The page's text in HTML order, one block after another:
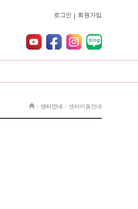
로그인 회원가입
> 센터안내 > 센터이용안내